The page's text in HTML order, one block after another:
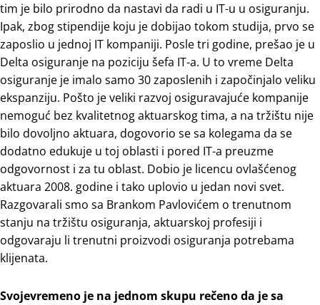
tim je bilo prirodno da nastavi da radi u IT-u u osiguranju.
Ipak, zbog stipendije koju je dobijao tokom studija, prvo se
zaposlio u jednoj IT kompaniji. Posle tri godine, prešao je u
Delta osiguranje na poziciju šefa IT-a. U to vreme Delta
osiguranje je imalo samo 30 zaposlenih i započinjalo veliku
ekspanziju. Pošto je veliki razvoj osiguravajuće kompanije
nemoguć bez kvalitetnog aktuarskog tima, a na tržištu nije
bilo dovoljno aktuara, dogovorio se sa kolegama da se
dodatno edukuje u toj oblasti i pored IT-a preuzme
odgovornost i za tu oblast. Dobio je licencu ovlašćenog
aktuara 2008. godine i tako uplovio u jedan novi svet.
Razgovarali smo sa Brankom Pavlovićem o trenutnom
stanju na tržištu osiguranja, aktuarskoj profesiji i
odgovaraju li trenutni proizvodi osiguranja potrebama
klijenata.
Svojevremeno je na jednom skupu rečeno da je sa